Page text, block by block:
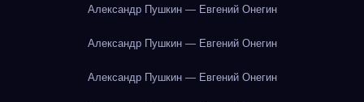
Александр Пушкин — Евгений Онегин
Александр Пушкин — Евгений Онегин
Александр Пушкин — Евгений Онегин